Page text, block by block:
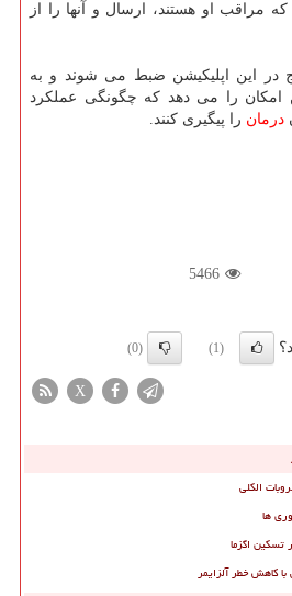
مراقب او هستند، ارسال و آنها را از
در این اپلیكیشن ضبط می شوند و به
امكان را می دهد كه چگونگی عملكرد
درمان را پیگیری كنند.
5466
(1)
(0)
X
الکلی
ها
تسکین اگزما